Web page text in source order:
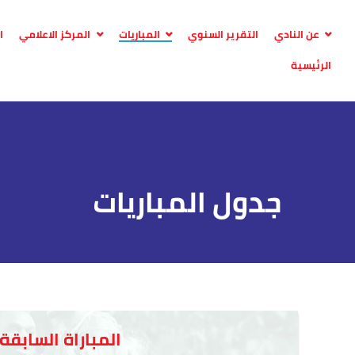
المركز الاعلامي المباريات التقرير السنوي
عن النادي
الرئيسية
جدول المباريات
المباراة السابقة